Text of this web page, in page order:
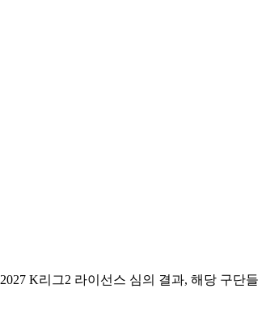
K리그2 라이선스 심의 결과, 해당 구단들